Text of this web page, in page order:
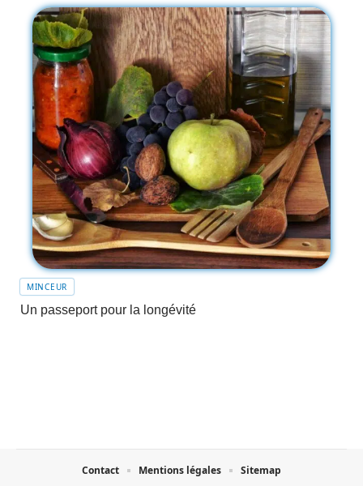
MINCEUR
Un passeport pour la longévité
Contact Mentions légales Sitemap